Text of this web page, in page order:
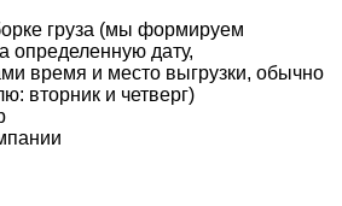
груза (мы формируем
определенную дату,
время и место выгрузки, обычно
вторник и четверг)